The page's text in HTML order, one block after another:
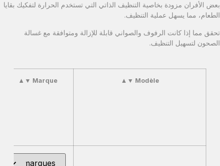
بعض الأفران مزودة بخاصية التنظيف الذاتي التي تستخدم الحرارة لتفكيك بقايا
الطعام، مما يسهل عملية التنظيف.
تحقق مما إذا كانت الرفوف والصواني قابلة للإزالة ومتوافقة مع غسالة
الصحون لتسهيل التنظيف.
Modèle
▼
▲
Marque
▼
▲